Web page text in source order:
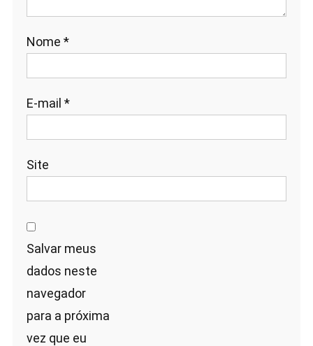
Nome *
E-mail *
Site
Salvar meus
dados neste
navegador
para a próxima
vez que eu